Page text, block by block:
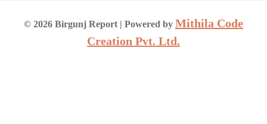
© 2026 Birgunj Report | Powered by Mithila Code
Creation Pvt. Ltd.